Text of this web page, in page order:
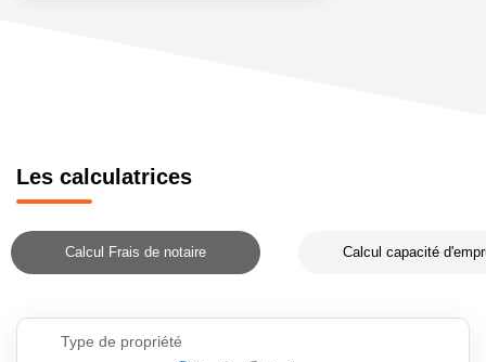
Les calculatrices
Calcul Frais de notaire Calcul capacité